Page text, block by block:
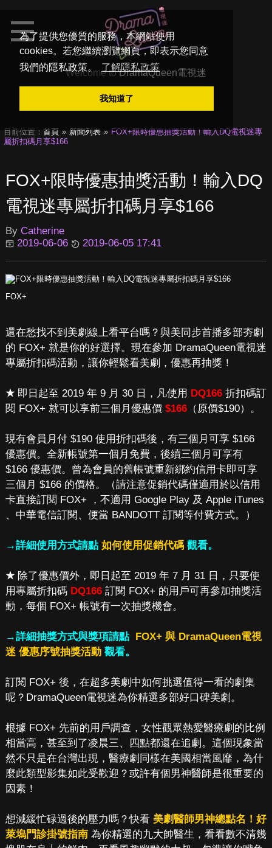
為了提供您優質的服務，本網站使用
cookies。若您繼續瀏覽網頁，即表示您同意
我們的隱私政策。
了解隱私政策
我知道了
Welcome toDramaQueen電視迷
目前位置： 首頁 新聞列表
FOX+限時優惠抽獎活動！輸入DQ電視迷專
屬折扣碼月享$166
FOX+限時優惠抽獎活動！輸入DQ
電視迷專屬折扣碼月享$166
By Catherine
2019-06-06
2019-06-05 17:41
FOX+
還在愁找不到美劇線上看平台嗎？與美同步首播多部夯劇
的 FOX+ 就是你的好選擇。現在參加 DramaQueen電視迷
專屬折扣碼活動，讓你輕鬆看美劇，優惠再抽獎！
★ 即日起至 2019 年 9 月 30 日，凡使用 DQ166折扣碼訂
閱 FOX+ 就可以享前三個月優惠價 $166（原價$190）。
現有會員月付 $190 使用折扣碼後，有三個月可享 $166
優惠價。全新帳號第一個月免費，後續三個月可享有
$166 優惠價。曾為會員的舊帳號重新綁約信用卡即可享
三個月 $166 的價格。（請注意促銷代碼僅適用於以信用
卡直接訂閱 FOX+ ，不適用 Google Play 及 Apple iTunes
、中華電信訂閱、便當 BANDOTT 訂閱等付費方式。）
→詳細使用方式請點 如何使用促銷代碼 觀看。
★ 除了優惠價外，即日起至 2019 年 7 月 31 日，只要使
用專屬折扣碼 DQ166訂閱 FOX+ 的用戶可再參加抽獎活
動，每個 FOX+ 帳號有一次抽獎機會。
→詳細抽獎方式與獎項請點 FOX+ 與 DramaQueen電視
迷 優惠序號抽獎活動 觀看。
訂閱 FOX+ 後，在超多美劇中如何挑選值得一看的劇集
呢？DramaQueen電視迷為你精選多部好口碑美劇。
根據 FOX+ 先前的用戶調查，女性觀眾熱愛醫療劇的比例
相當高，甚至到了凌晨三、四點都還在追劇。這個現象當
然不只是在台灣出現，醫療劇同樣在美國相當風靡，為什
麼此類型影集如此受歡迎？或許有個男神醫師是很重要的
因素！
想減緩忙碌過後的壓力嗎？快看 美劇醫師男神總點名！好
萊塢門診掛號指南為你精選的九大帥醫生，看看數不清幾